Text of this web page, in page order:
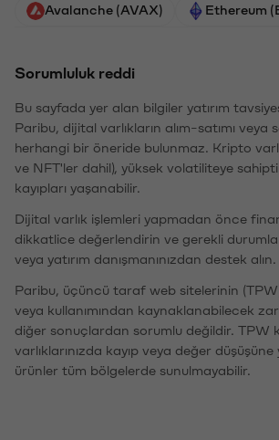
Avalanche (AVAX) Ethereum
Sorumluluk reddi
Bu sayfada yer alan bilgiler yatırım
Paribu, dijital varlıkların alım-satımı veya
herhangi bir öneride bulunmaz. Kripto
ve NFT'ler dahil), yüksek volatiliteye
kayıpları yaşanabilir.
Dijital varlık işlemleri yapmadan önce
dikkatlice değerlendirin ve gerekli
veya yatırım danışmanınızdan destek alın.
Paribu, üçüncü taraf web sitelerinin
veya kullanımından kaynaklanabilecek
diğer sonuçlardan sorumlu değildir. TPW
varlıklarınızda kayıp veya değer
ürünler tüm bölgelerde sunulmayabilir.